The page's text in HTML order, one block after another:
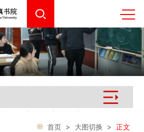
首页 > 大图切换 > 正文